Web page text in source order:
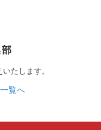
たします。
覧へ